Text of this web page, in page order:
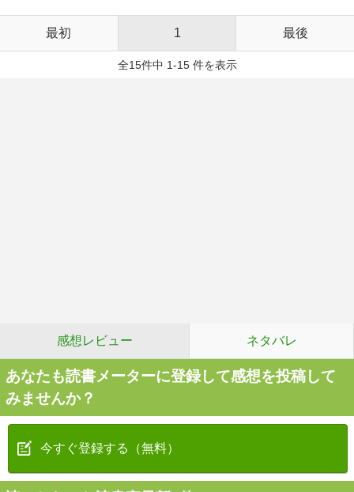
最初 1 最後
全15件中 1-15 件を表示
感想レビュー ネタバレ
あなたも読書メーターに登録して感想を投稿して
みませんか？
今すぐ登録する（無料）